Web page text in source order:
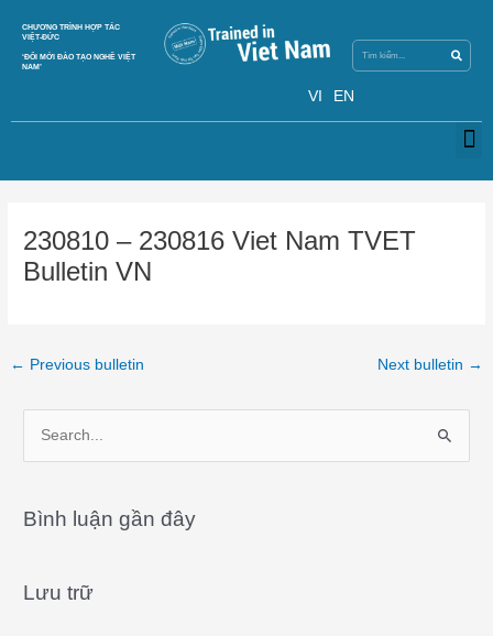
content
CHƯƠNG TRÌNH HỢP TÁC
VIỆT-ĐỨC
‘ĐỔI MỚI ĐÀO TẠO NGHỀ VIỆT
NAM’
VI EN
230810 – 230816 Viet Nam TVET
Bulletin VN
← Previous bulletin Next bulletin →
r
h
Bình luận gần đây
Lưu trữ